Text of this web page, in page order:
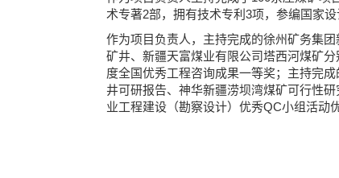
术专著2部，拥有技术专利3项，参编国家
作为项目负责人，主持完成的徐州矿务集
矿井、新疆天富煤业有限公司塔西河煤矿
度全国优秀工程咨询成果一等奖；主持完
井可研报告、神华新疆涝坝湾煤矿可行性
业工程建设（勘察设计）优秀QC小组活动